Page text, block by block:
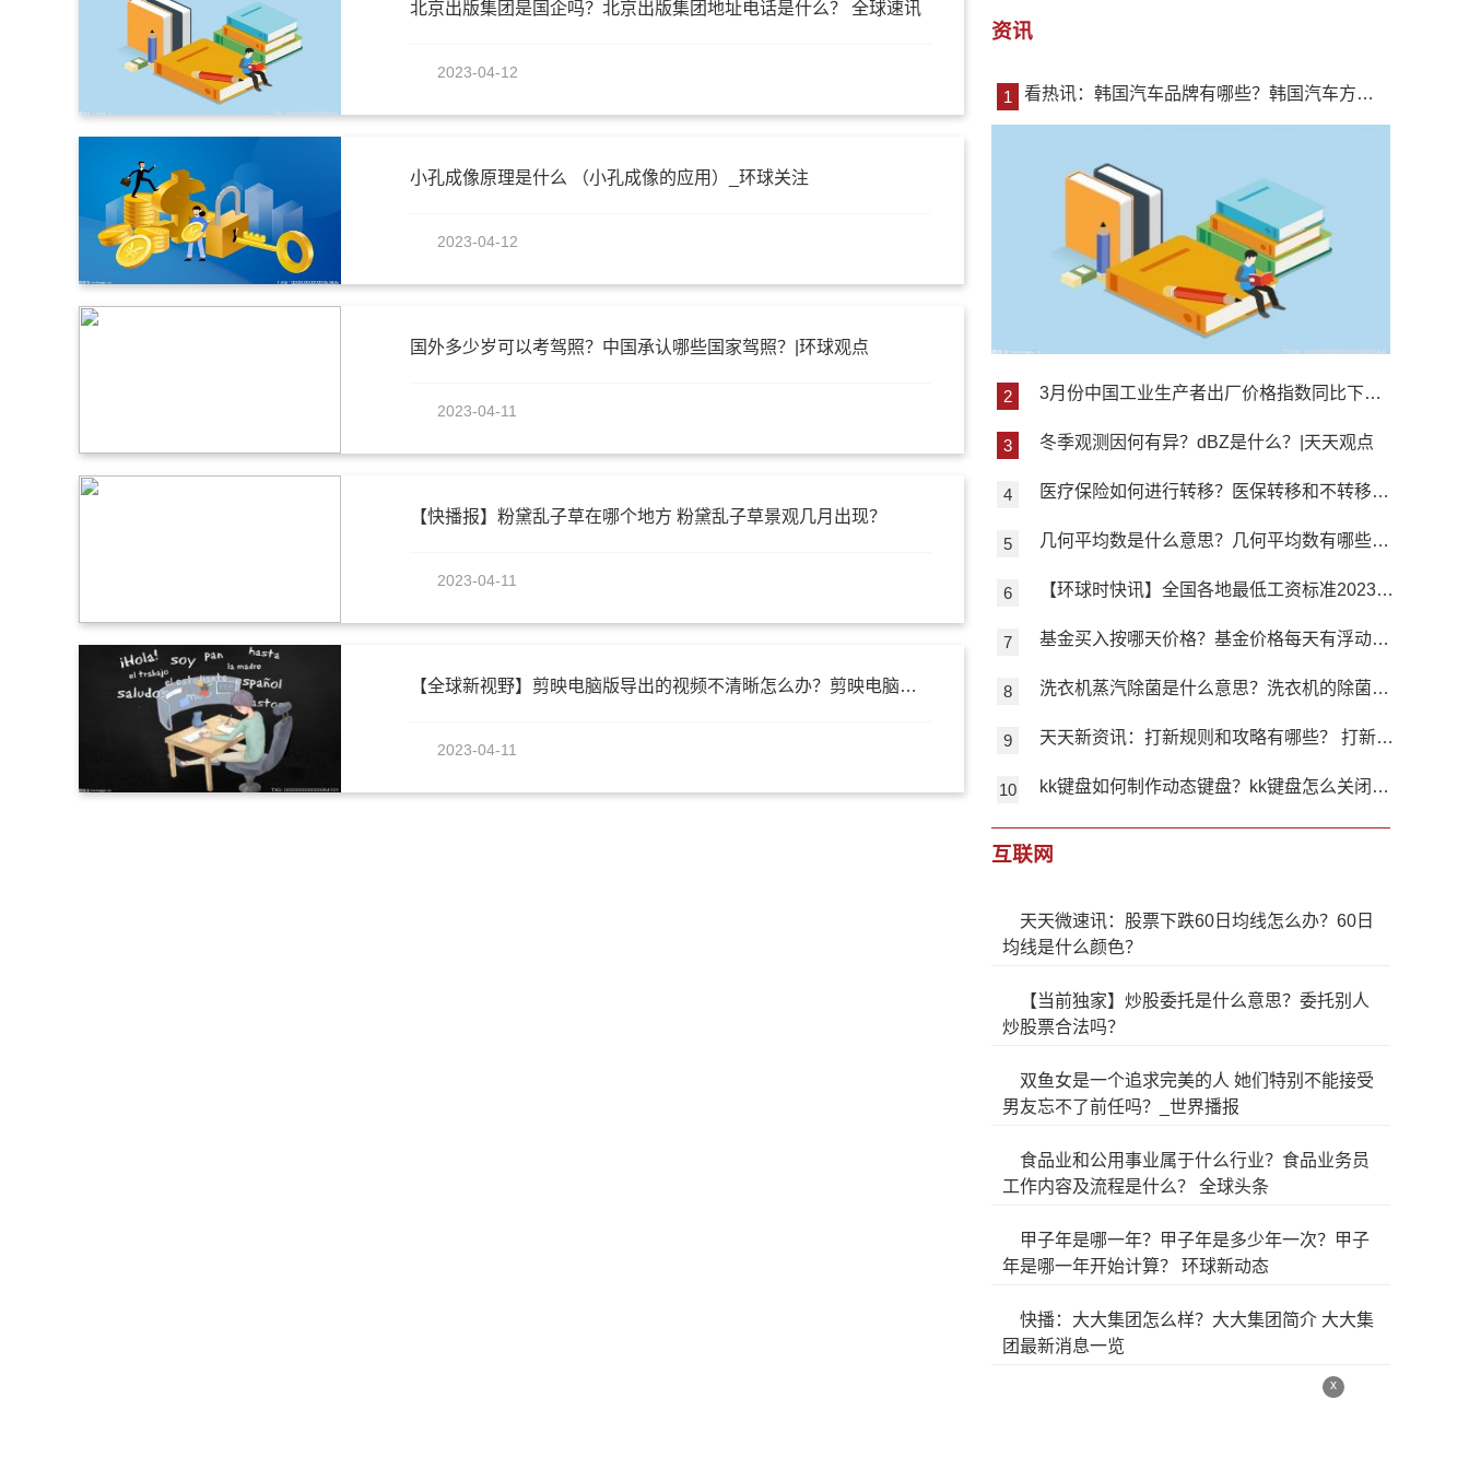
北京出版集团是国企吗？北京出版集团地址电话是什么？ 全球速讯
2023-04-12
小孔成像原理是什么 （小孔成像的应用）_环球关注
2023-04-12
国外多少岁可以考驾照？中国承认哪些国家驾照？|环球观点
2023-04-11
【快播报】粉黛乱子草在哪个地方 粉黛乱子草景观几月出现？
2023-04-11
【全球新视野】剪映电脑版导出的视频不清晰怎么办？剪映电脑版怎么设置画面比例？
2023-04-11
资讯
看热讯：韩国汽车品牌有哪些？韩国汽车方向盘在哪边？
3月份中国工业生产者出厂价格指数同比下降2.5% 环比持平_世界时讯
冬季观测因何有异？dBZ是什么？|天天观点
医疗保险如何进行转移？医保转移和不转移的区别是什么？
几何平均数是什么意思？几何平均数有哪些特点？
【环球时快讯】全国各地最低工资标准2023是多少？ 月最低工资上调有什么好处？
基金买入按哪天价格？基金价格每天有浮动吗？ 天天要闻
洗衣机蒸汽除菌是什么意思？洗衣机的除菌功能有用吗？
天天新资讯：打新规则和攻略有哪些？ 打新股一定能赚钱吗？
kk键盘如何制作动态键盘？kk键盘怎么关闭键盘声音？
互联网
天天微速讯：股票下跌60日均线怎么办？60日
均线是什么颜色？
【当前独家】炒股委托是什么意思？委托别人
炒股票合法吗？
双鱼女是一个追求完美的人 她们特别不能接受
男友忘不了前任吗？_世界播报
食品业和公用事业属于什么行业？食品业务员
工作内容及流程是什么？ 全球头条
甲子年是哪一年？甲子年是多少年一次？甲子
年是哪一年开始计算？ 环球新动态
快播：大大集团怎么样？大大集团简介 大大集
团最新消息一览
x